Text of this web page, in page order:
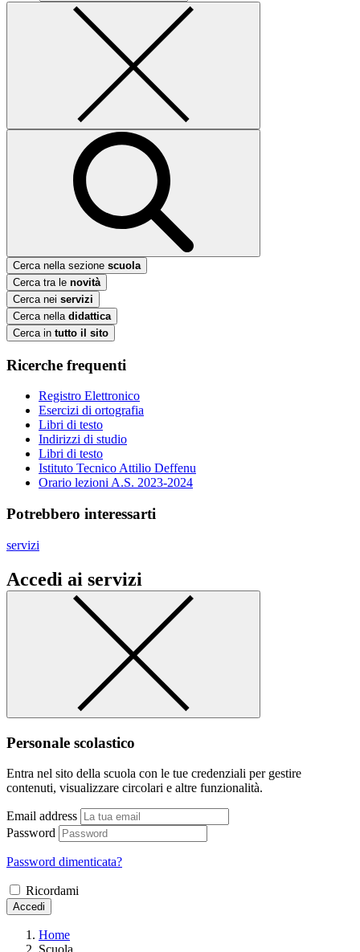
Cerca nella sezione scuola
Cerca tra le novità
Cerca nei servizi
Cerca nella didattica
Cerca in tutto il sito
Ricerche frequenti
Registro Elettronico
Esercizi di ortografia
Libri di testo
Indirizzi di studio
Libri di testo
Istituto Tecnico Attilio Deffenu
Orario lezioni A.S. 2023-2024
Potrebbero interessarti
servizi
Accedi ai servizi
Personale scolastico
Entra nel sito della scuola con le tue credenziali per gestire
contenuti, visualizzare circolari e altre funzionalità.
Email address
Password
Password dimenticata?
Ricordami
Accedi
Home